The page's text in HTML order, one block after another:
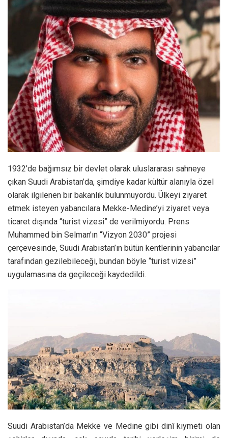
1932’de bağımsız bir devlet olarak uluslararası sahneye
çıkan Suudi Arabistan’da, şimdiye kadar kültür alanıyla özel
olarak ilgilenen bir bakanlık bulunmuyordu. Ülkeyi ziyaret
etmek isteyen yabancılara Mekke-Medine’yi ziyaret veya
ticaret dışında “turist vizesi” de verilmiyordu. Prens
Muhammed bin Selman’ın “Vizyon 2030” projesi
çerçevesinde, Suudi Arabistan’ın bütün kentlerinin yabancılar
tarafından gezilebileceği, bundan böyle “turist vizesi”
uygulamasına da geçileceği kaydedildi.
Suudi Arabistan’da Mekke ve Medine gibi dinî kıymeti olan